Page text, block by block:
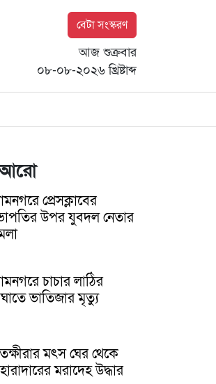
বেটা সংস্করণ
আজ শুক্রবার
০৮-০৮-২০২৬ খ্রিষ্টাব্দ
আরো
প্রেসক্লাবের
উপর যুবদল নেতার
চাচার লাঠির
ভাতিজার মৃত্যু
মৎস ঘের থেকে
মরাদেহ উদ্ধার